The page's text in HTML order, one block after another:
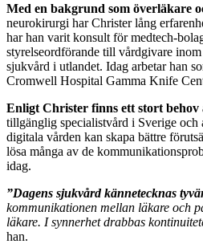
Med en bakgrund som överläkare
neurokirurgi har Christer lång
har han varit konsult för medtech-
styrelseordförande till vårdgivare
sjukvård i utlandet. Idag arbetar han
Cromwell Hospital Gamma Knife
Enligt Christer finns ett stort behov
tillgänglig specialistvård i Sverige och
digitala vården kan skapa bättre
lösa många av de
idag.
”Dagens sjukvård kännetecknas
kommunikationen mellan läkare och
läkare. I synnerhet drabbas
han.